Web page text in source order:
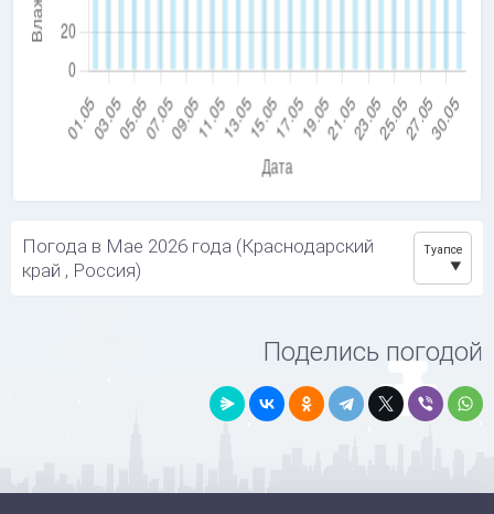
Погода в Мае 2026 года (Краснодарский
край , Россия)
Туапсе
Поделись погодой